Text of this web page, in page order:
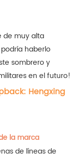
de muy alta
haberlo
sombrero y
en el futuro!
Hengxing
la marca
de líneas de